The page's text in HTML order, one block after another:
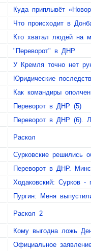
Куда приплывёт
Что происходит в
Кто хватал людей на
"Переворот" в ДНР
У Кремля точно нет
Юридические
Как командиры
Переворот в ДНР (5)
Переворот в ДНР (6).
Раскол
Сурковские решились
Переворот в ДНР.
Ходаковский: Сурков -
Пургин: Меня
Раскол 2
Кому выгодна ложь
Официальное